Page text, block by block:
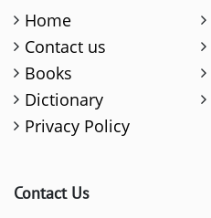
Home
Contact us
Books
Dictionary
Privacy Policy
Contact Us